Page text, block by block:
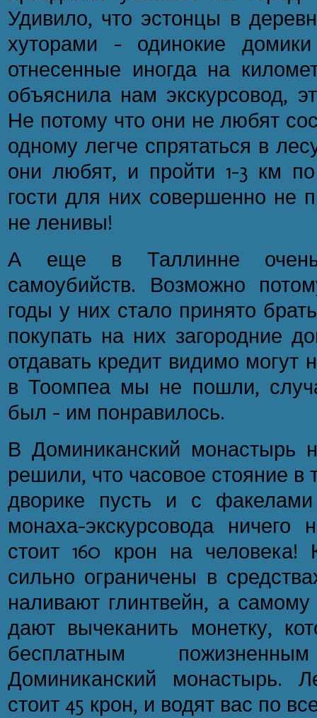
Удивило, что эстонцы в
хуторами – одинокие
отнесенные иногда на
объяснила нам экскурсовод,
Не потому что они не любят
одному легче спрятаться в
они любят, и пройти 1-3 км
гости для них совершенно не
не ленивы!
А еще в Таллинне очень
самоубийств. Возможно
годы у них стало принято
покупать на них загородние
отдавать кредит видимо
в Тоомпеа мы не пошли,
был – им понравилось.
В Доминиканский монастырь
решили, что часовое стояние
дворике пусть и с
монаха-экскурсовода
стоит 160 крон на
сильно ограничены в
наливают глинтвейн, а
дают вычеканить монетку,
бесплатным
Доминиканский монастырь.
стоит 45 крон, и водят вас по